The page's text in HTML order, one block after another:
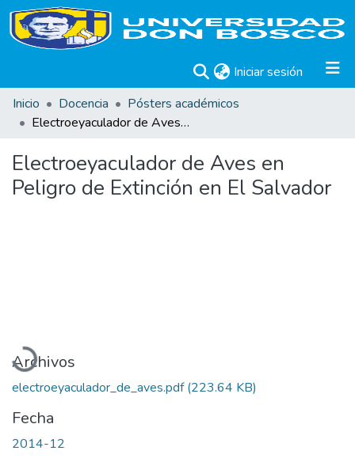
Iniciar sesión (current)
Inicio
Docencia
Pósters académicos
Electroeyaculador de Aves en Peligro de Extinción en El Salvador
Electroeyaculador de Aves en
Peligro de Extinción en El Salvador
Cargando...
Archivos
electroeyaculador_de_aves.pdf(223.64 KB)
Fecha
2014-12